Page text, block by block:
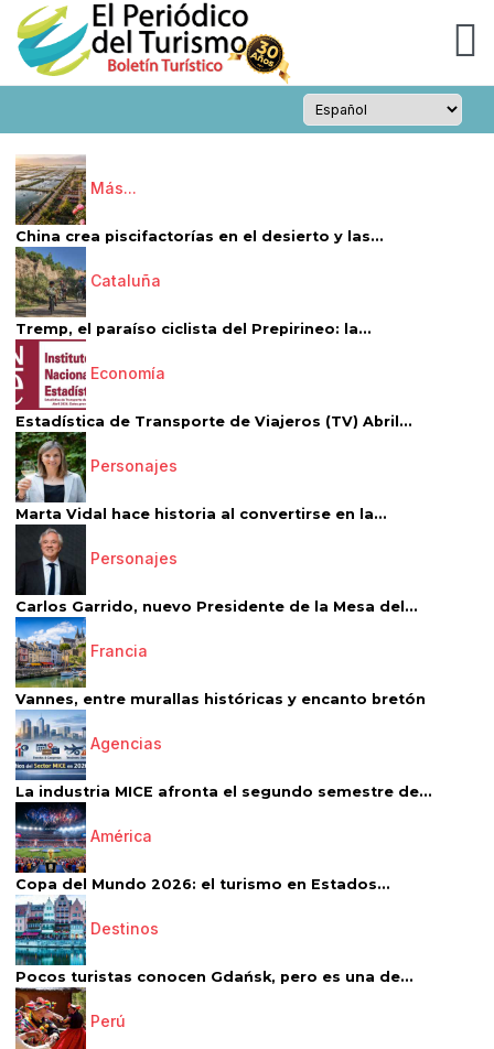
Más...
China crea piscifactorías en el desierto y las...
Cataluña
Tremp, el paraíso ciclista del Prepirineo: la...
Economía
Estadística de Transporte de Viajeros (TV) Abril...
Personajes
Marta Vidal hace historia al convertirse en la...
Personajes
Carlos Garrido, nuevo Presidente de la Mesa del...
Francia
Vannes, entre murallas históricas y encanto bretón
Agencias
La industria MICE afronta el segundo semestre de...
América
Copa del Mundo 2026: el turismo en Estados...
Destinos
Pocos turistas conocen Gdańsk, pero es una de...
Perú